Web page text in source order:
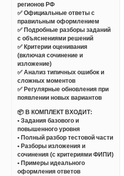
регионов РФ
✅ Официальные ответы с
правильным оформлением
✅ Подробные разборы заданий
с объяснениями решений
✅ Критерии оценивания
(включая сочинение и
изложение)
✅ Анализ типичных ошибок и
сложных моментов
✅ Регулярные обновления при
появлении новых вариантов
📦 В КОМПЛЕКТ ВХОДИТ:
• Задания базового и
повышенного уровня
• Полный разбор тестовой части
• Разборы изложения и
сочинения (с критериями ФИПИ)
• Примеры идеального
оформления ответов